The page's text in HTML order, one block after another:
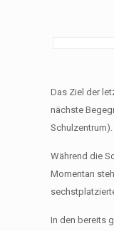
Das Ziel der
nächste
Schulzentrum).
Während die
Momentan
In den bereits